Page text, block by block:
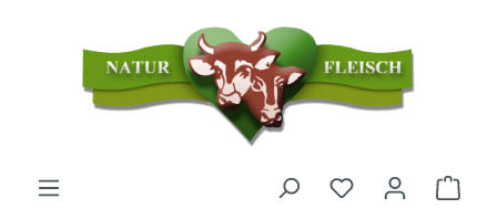
Zum Hauptinhalt springen
Du hast 0